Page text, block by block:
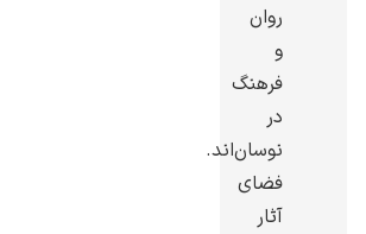
روان
و
فرهنگ
در
نوسان‌اند.
فضای
آثار